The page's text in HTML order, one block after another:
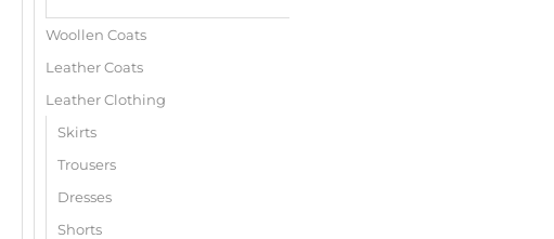
Woollen Coats
Leather Coats
Leather Clothing
Skirts
Trousers
Dresses
Shorts